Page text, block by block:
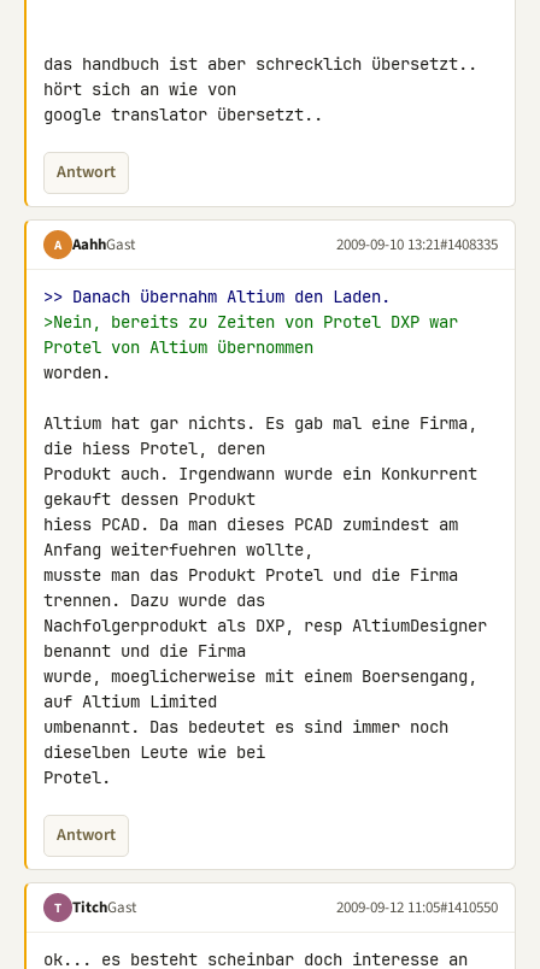
das handbuch ist aber schrecklich übersetzt..
hört sich an wie von
google translator übersetzt..
Antwort
A AahhGast 2009-09-10 13:21#1408335
>> Danach übernahm Altium den Laden.
>Nein, bereits zu Zeiten von Protel DXP war
Protel von Altium übernommen
worden.
Altium hat gar nichts. Es gab mal eine Firma,
die hiess Protel, deren
Produkt auch. Irgendwann wurde ein Konkurrent
gekauft dessen Produkt
hiess PCAD. Da man dieses PCAD zumindest am
Anfang weiterfuehren wollte,
musste man das Produkt Protel und die Firma
trennen. Dazu wurde das
Nachfolgerprodukt als DXP, resp AltiumDesigner
benannt und die Firma
wurde, moeglicherweise mit einem Boersengang,
auf Altium Limited
umbenannt. Das bedeutet es sind immer noch
dieselben Leute wie bei
Protel.
Antwort
T TitchGast 2009-09-12 11:05#1410550
ok... es besteht scheinbar doch interesse an